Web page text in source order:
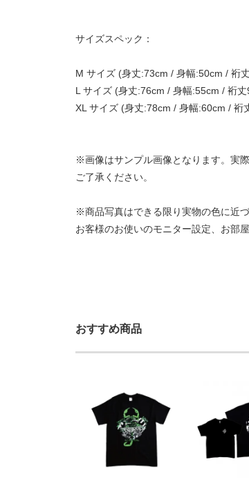
サイズスペック：
M サイズ (身丈:73cm / 身幅:50cm / 裄
L サイズ (身丈:76cm / 身幅:55cm / 裄
XL サイズ (身丈:78cm / 身幅:60cm / 裄
※画像はサンプル画像となります。実
ご了承ください。
※商品写真はできる限り実物の色に近
お客様のお使いのモニター設定、お部
おすすめ商品